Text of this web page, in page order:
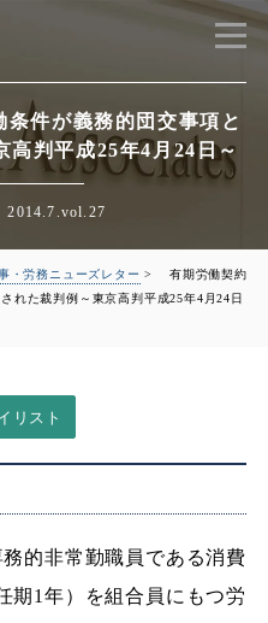
件が義務的団交事項と
高判平成25年4月24日～
2014.7.vol.27
・労務ニューズレター >
有期労働契約
れた裁判例 ～東京高判平成25年4月24日
リスト
的非常勤職員である消費
期1年）を組合員にもつ労